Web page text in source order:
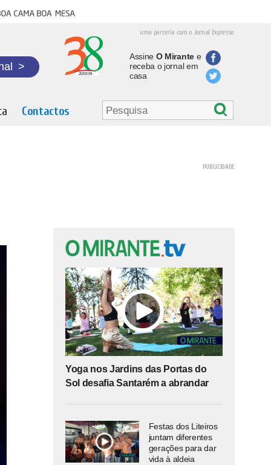
cama boa mesa
uma parceria com o Jornal Expresso
>
Assine O Mirantee
receba o jornal em
casa
Contactos
Yoga nos Jardins das Portas do
Sol desafia Santarém a abrandar
Festas dos Liteiros
juntam diferentes
gerações para dar
vida à aldeia